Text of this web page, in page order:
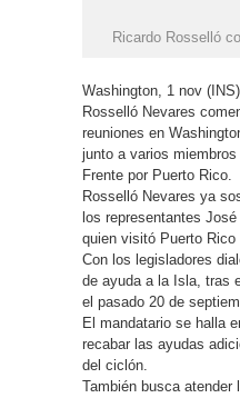
Ricardo Rosselló
Washington, 1 nov
Rosselló Nevares
reuniones en
junto a varios
Frente por Puerto Rico.
Rosselló Nevares ya
los representantes
quien visitó Puerto
Con los legisladores
de ayuda a la Isla, tras
el pasado 20 de
El mandatario se halla
recabar las ayudas
del ciclón.
También busca